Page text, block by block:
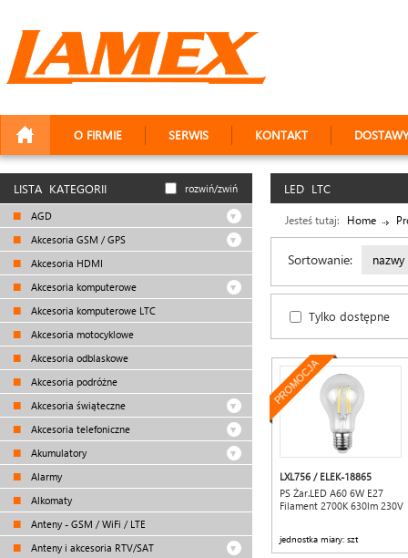
O FIRMIE SERWIS KONTAKT DOSTAWY
LISTA KATEGORII rozwiń/zwiń
AGD
Akcesoria GSM / GPS
Akcesoria HDMI
Akcesoria komputerowe
Akcesoria komputerowe LTC
Akcesoria motocyklowe
Akcesoria odblaskowe
Akcesoria podróżne
Akcesoria świąteczne
Akcesoria telefoniczne
Akumulatory
Alarmy
Alkomaty
Anteny - GSM / WiFi / LTE
Anteny i akcesoria RTV/SAT
LED LTC
Jesteś tutaj: Home
Sortowanie: nazwy
Tylko dostępne
PROMOCJA
LXL756 / ELEK-18865
PS Żar.LED A60 6W E27
Filament 2700K 630lm 230V
jednostka miary: szt